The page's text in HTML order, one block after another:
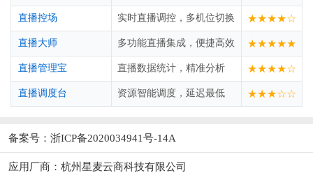
直播控场 实时直播调控，多机位切换 ★★★★☆
直播大师 多功能直播集成，便捷高效 ★★★★★
直播管理宝 直播数据统计，精准分析 ★★★★☆
直播调度台 资源智能调度，延迟最低 ★★★☆☆
备案号：浙ICP备2020034941号-14A
应用厂商： 杭州星麦云商科技有限公司